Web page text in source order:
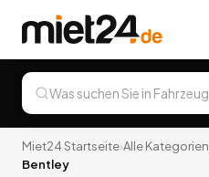
Miet24 Startseite›Alle Kategorien
Bentley